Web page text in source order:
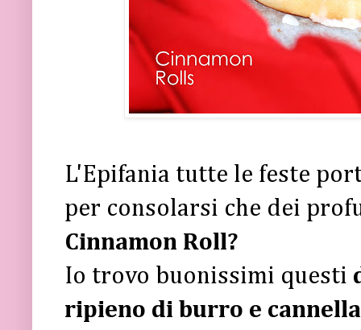
L'Epifania tutte le feste
per consolarsi che dei
Cinnamon Roll?
Io trovo buonissimi questi
ripieno di burro e cannella